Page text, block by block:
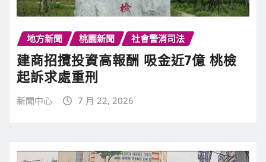
地方新聞 桃園新聞 社會警消司法
建商招攬投資高報酬 吸金近7億 桃檢
起訴求處重刑
新聞中心 7 月 22, 2026